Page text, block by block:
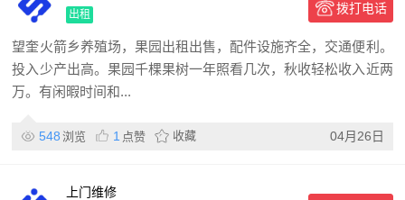
出租 拨打电话
望奎火箭乡养殖场，果园出租出售，配件设施齐全，交通便利。
投入少产出高。果园千棵果树一年照看几次，秋收轻松收入近两
万。有闲暇时间和...
548 浏览 1 点赞 收藏 04月26日
上门维修